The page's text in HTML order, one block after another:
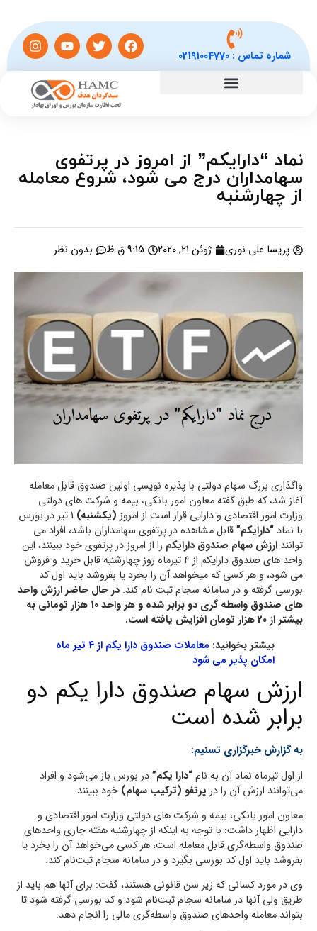
شماره تماس :02191004770
نماد “دارایکم” از امروز در پرتفوی
سهامداران درج می شود، شروع معامله
از چهارشنبه
پریسا علی نوری ژوئن 21, 2020 9:15 ق.ظ بدون نظر
واگذاری بزرگ سهام دولتی با پذیره نویسی اولین صندوق قابل معامله
آغاز شد، که طبق گفته معاون امور بانکی، بیمه و شرکت های دولتی
وزارت امور اقتصادی و دارایی قرار است از امروز (یکشنبه) 1 تیر در بورس
با نماد “دارایکم”قابل مشاهده در پرتفوی سهامداران باشد، افراد می
توانند ارزش سهام صندوق دارایکم را از امروز در پرتفوی خود ببینند، این
واحد های صندوق دارایکم از 4 تیرماه روز چهارشنبه قابل خرید و فروش
می شود، و هر کسی که میخواهد آن را بخرد یا بفروشد باید اول کد
بورسی گرفته و در سامانه سجام ثبت نام کند. در حال حاضر ارزش واحد
های صندوق واسطه گری دو برابر شده و هر واحد 10 هزار تومانی به
بیشتر از 20 هزار تومان افزایش یافته است.
بیشتر بخوانید:
معاملات صندوق دارا یکم از ۴ تیر ماه
امکان پذیر می شود
ارزش سهام صندوق دارا یکم دو
برابر شده است
به گزارش خبرگزاری تسنیم:
از اول تیرماه نماد آن به نام“دارا یکم”در بورس باز می‌شود و افراد
می‌توانند ارزش آن را در پرتفو (ترکیب سهام) خود ببینند.
معاون امور بانکی، بیمه و شرکت های دولتی وزارت امور اقتصادی و
دارایی اظهار داشت: با توجه به اینکه از چهارشنبه هفته جاری واحدهای
صندوق واسطه‌گری قابل معامله است، هر کسی می‌خواهد آن را بخرد یا
بفروشد باید اول کد بورسی بگیرد و در سامانه سجام ثبت‌نام کند.
وی در مورد کسانی که زیر سن قانونی هستند، گفت: برای آنها هم باید از
طریق ولی آنها در سامانه سجام ثبت‌نام شود و کد بورسی گرفته شود تا
بتواند معامله واحدهای صندوق واسطه‌گری مالی را انجام دهد.